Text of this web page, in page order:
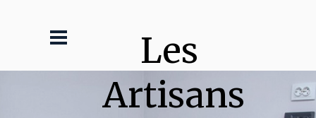
Les
Artisans